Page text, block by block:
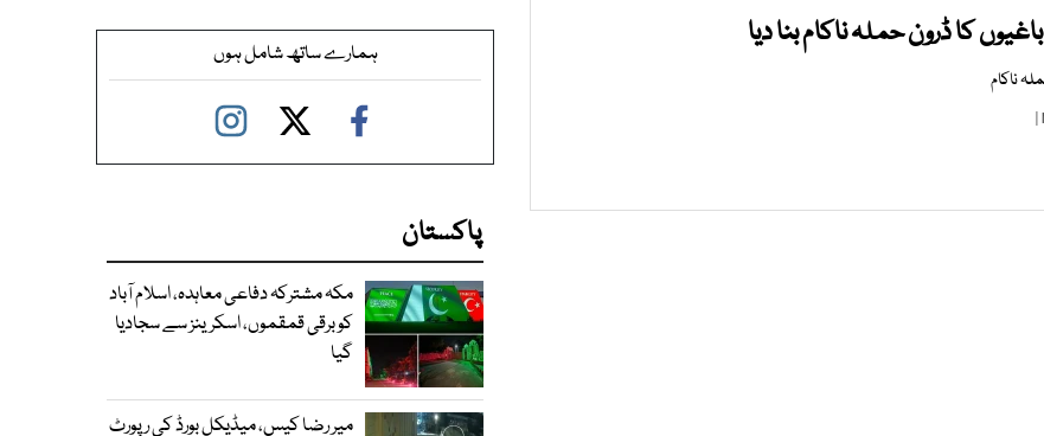
کا ڈرون حملہ ناکام بنا دیا
ناکام
ہمارے ساتھ شامل ہوں
پاکستان
مکہ مشترکہ دفاعی معاہدہ، اسلام آباد
کو برقی قمقموں، اسکرینز سے سجادیا
گیا
میر رضا کیس، میڈیکل بورڈ کی رپورٹ